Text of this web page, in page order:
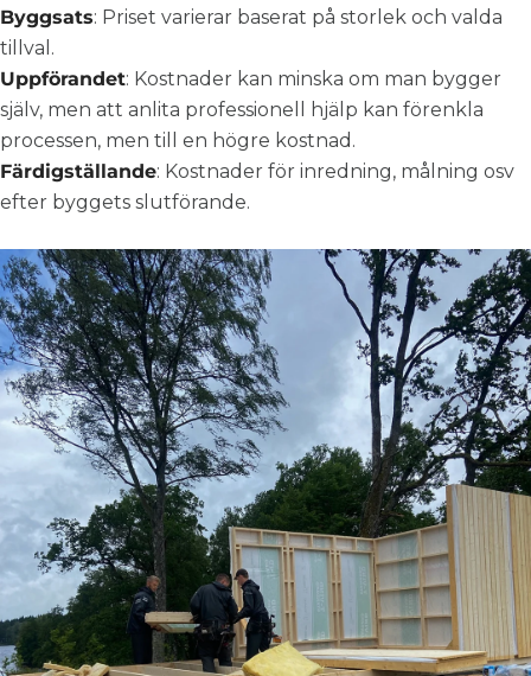
Byggsats: Priset varierar baserat på storlek och valda
tillval.
Uppförandet: Kostnader kan minska om man bygger
själv, men att anlita professionell hjälp kan förenkla
processen, men till en högre kostnad.
Färdigställande: Kostnader för inredning, målning osv
efter byggets slutförande.